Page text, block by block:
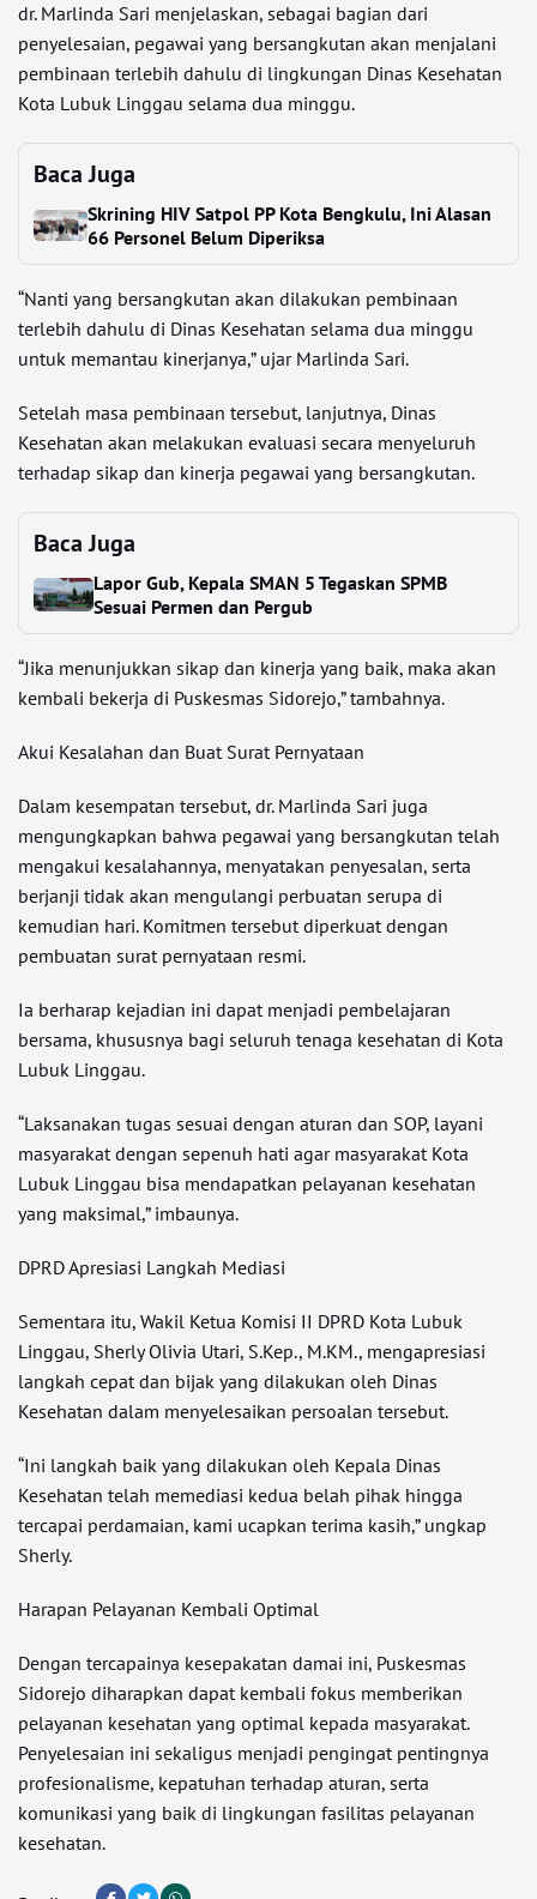
dr. Marlinda Sari menjelaskan, sebagai bagian dari
penyelesaian, pegawai yang bersangkutan akan menjalani
pembinaan terlebih dahulu di lingkungan Dinas Kesehatan
Kota Lubuk Linggau selama dua minggu.
Baca Juga
Skrining HIV Satpol PP Kota Bengkulu, Ini Alasan
66 Personel Belum Diperiksa
“Nanti yang bersangkutan akan dilakukan pembinaan
terlebih dahulu di Dinas Kesehatan selama dua minggu
untuk memantau kinerjanya,” ujar Marlinda Sari.
Setelah masa pembinaan tersebut, lanjutnya, Dinas
Kesehatan akan melakukan evaluasi secara menyeluruh
terhadap sikap dan kinerja pegawai yang bersangkutan.
Baca Juga
Lapor Gub, Kepala SMAN 5 Tegaskan SPMB
Sesuai Permen dan Pergub
“Jika menunjukkan sikap dan kinerja yang baik, maka akan
kembali bekerja di Puskesmas Sidorejo,” tambahnya.
Akui Kesalahan dan Buat Surat Pernyataan
Dalam kesempatan tersebut, dr. Marlinda Sari juga
mengungkapkan bahwa pegawai yang bersangkutan telah
mengakui kesalahannya, menyatakan penyesalan, serta
berjanji tidak akan mengulangi perbuatan serupa di
kemudian hari. Komitmen tersebut diperkuat dengan
pembuatan surat pernyataan resmi.
Ia berharap kejadian ini dapat menjadi pembelajaran
bersama, khususnya bagi seluruh tenaga kesehatan di Kota
Lubuk Linggau.
“Laksanakan tugas sesuai dengan aturan dan SOP, layani
masyarakat dengan sepenuh hati agar masyarakat Kota
Lubuk Linggau bisa mendapatkan pelayanan kesehatan
yang maksimal,” imbaunya.
DPRD Apresiasi Langkah Mediasi
Sementara itu, Wakil Ketua Komisi II DPRD Kota Lubuk
Linggau, Sherly Olivia Utari, S.Kep., M.KM., mengapresiasi
langkah cepat dan bijak yang dilakukan oleh Dinas
Kesehatan dalam menyelesaikan persoalan tersebut.
“Ini langkah baik yang dilakukan oleh Kepala Dinas
Kesehatan telah memediasi kedua belah pihak hingga
tercapai perdamaian, kami ucapkan terima kasih,” ungkap
Sherly.
Harapan Pelayanan Kembali Optimal
Dengan tercapainya kesepakatan damai ini, Puskesmas
Sidorejo diharapkan dapat kembali fokus memberikan
pelayanan kesehatan yang optimal kepada masyarakat.
Penyelesaian ini sekaligus menjadi pengingat pentingnya
profesionalisme, kepatuhan terhadap aturan, serta
komunikasi yang baik di lingkungan fasilitas pelayanan
kesehatan.